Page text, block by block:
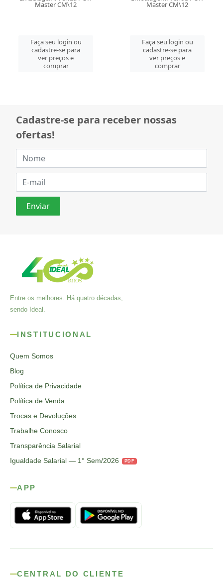
Master CM\12
Faça seu login ou
cadastre-se para
ver preços e
comprar
Master CM\12
Faça seu login ou
cadastre-se para
ver preços e
comprar
Cadastre-se para receber nossas
ofertas!
Entre os melhores. Há quatro décadas,
sendo Ideal.
INSTITUCIONAL
Quem Somos
Blog
Política de Privacidade
Política de Venda
Trocas e Devoluções
Trabalhe Conosco
Transparência Salarial
Igualdade Salarial — 1° Sem/2026
PDF
APP
CENTRAL DO CLIENTE